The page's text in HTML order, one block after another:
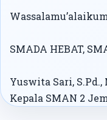
SMADA HEBAT,
Yuswita Sari, S.Pd.,
Kepala SMAN 2